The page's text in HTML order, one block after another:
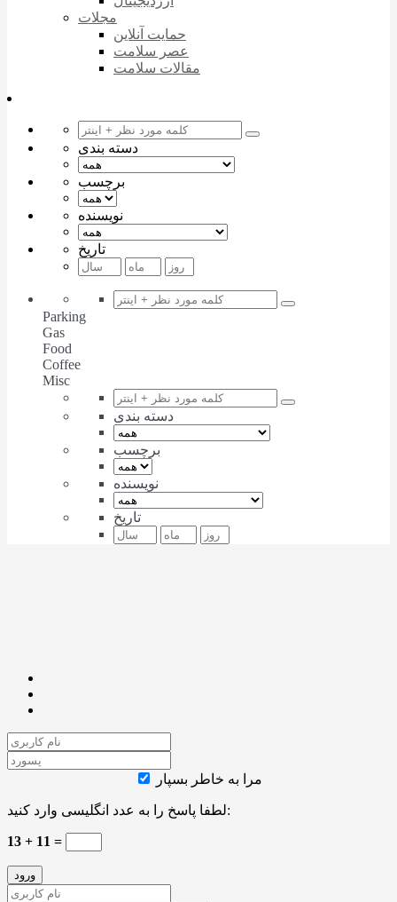
مجلات
حمایت آنلاین
عصر سلامت
مقالات سلامت
دسته بندی
برچسب
نویسنده
تاریخ
Parking
Gas
Food
Coffee
Misc
دسته بندی
برچسب
نویسنده
تاریخ
مرا به خاطر بسپار
لطفا پاسخ را به عدد انگلیسی وارد کنید:
13 + 11 =